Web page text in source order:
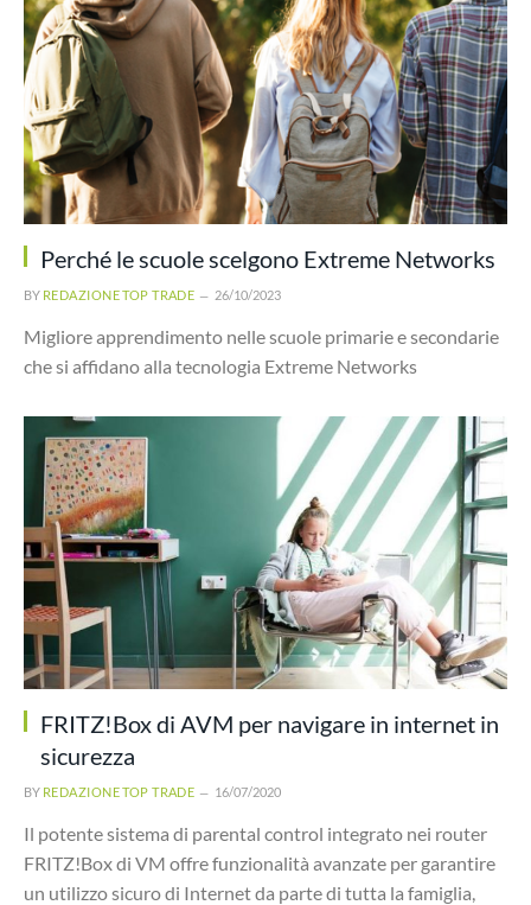
Perché le scuole scelgono Extreme Networks
BY REDAZIONE TOP TRADE 26/10/2023
Migliore apprendimento nelle scuole primarie e secondarie
che si affidano alla tecnologia Extreme Networks
FRITZ!Box di AVM per navigare in internet in
sicurezza
BY REDAZIONE TOP TRADE 16/07/2020
Il potente sistema di parental control integrato nei router
FRITZ!Box di VM offre funzionalità avanzate per garantire
un utilizzo sicuro di Internet da parte di tutta la famiglia,